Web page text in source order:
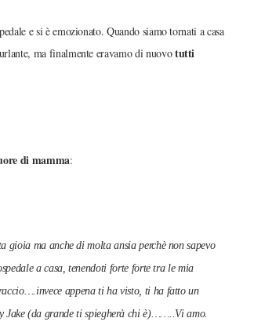
e si è emozionato. Quando siamo tornati a casa
ma finalmente eravamo di nuovotutti
di mamma:
ma anche di molta ansia perchè non sapevo
a casa, tenendoti forte forte tra le mia
appena ti ha visto, ti ha fatto un
Jake (da grande ti spiegherà chi è)……..Vi amo.